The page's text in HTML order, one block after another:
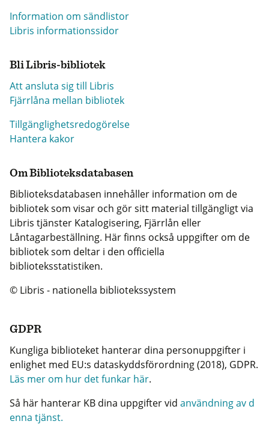
Information om sändlistor
Libris informationssidor
Bli Libris-bibliotek
Att ansluta sig till Libris
Fjärrlåna mellan bibliotek
Tillgänglighetsredogörelse
Hantera kakor
Om Biblioteksdatabasen
Biblioteksdatabasen innehåller information om de
bibliotek som visar och gör sitt material tillgängligt via
Libris tjänster Katalogisering, Fjärrlån eller
Låntagarbeställning. Här finns också uppgifter om de
bibliotek som deltar i den officiella
biblioteksstatistiken.
© Libris - nationella bibliotekssystem
GDPR
Kungliga biblioteket hanterar dina personuppgifter i
enlighet med EU:s dataskyddsförordning (2018), GDPR.
Läs mer om hur det funkar här.
Så här hanterar KB dina uppgifter vid användning av d
enna tjänst.